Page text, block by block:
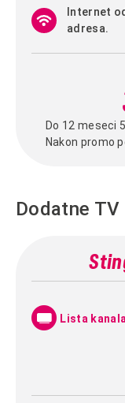
Internet od
adresa.
Do 12 meseci
Nakon promo
Dodatne TV
Lista kanala